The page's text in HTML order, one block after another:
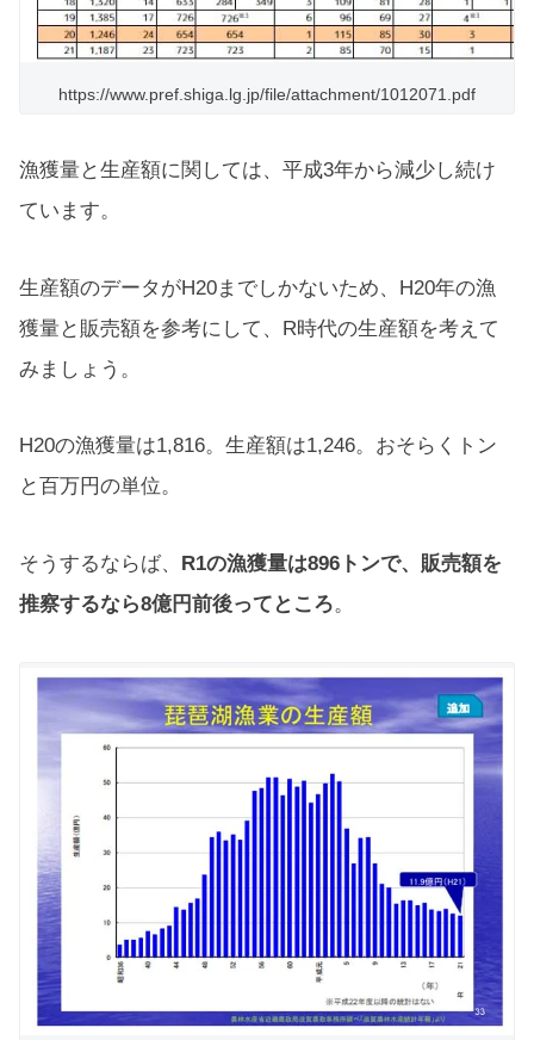
https://www.pref.shiga.lg.jp/file/attachment/1012071.pdf
漁獲量と生産額に関しては、平成3年から減少し続け
ています。
生産額のデータがH20までしかないため、H20年の漁
獲量と販売額を参考にして、R時代の生産額を考えて
みましょう。
H20の漁獲量は1,816。生産額は1,246。おそらくトン
と百万円の単位。
そうするならば、 R1の漁獲量は896トンで、販売額を
推察するなら8億円前後ってところ。